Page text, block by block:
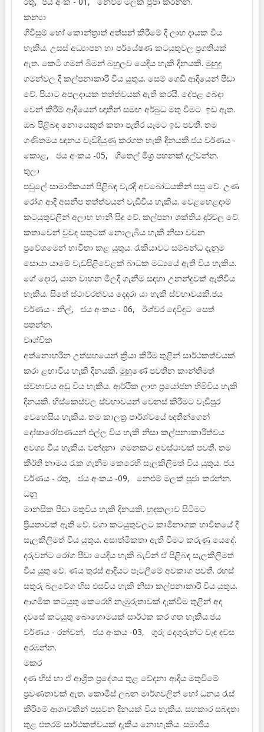
කන්‍යා
ගිවිසුම් හෝ කොන්ත්‍රාත් අත්සන් කිරීමේ දී ලාභ දායක විය
හැකිය. උසස් අධ්‍යාපන හා පර්යේෂණ කටයුතුවල ප්‍රගතියක්
ඇත. කෙටි ගමන් බිමන් බහුලව යෙදිය හැකි දිනයකි. මුහුදු
ගමන්වල දී කල්පනාකාරි විය යුතුය. සෙම් ගෙඩි ආදියෙන් පීඩා
වේ. පියාට අපලදායක තත්ත්වයක් ඇති කරයි. දේපළ බෙදා
වෙන් කිරීම් ආදියෙන් ඥාතීන් සමඟ අර්බුධ මතු වීමට ඉඩ ඇත.
ඔබ පිළිබඳ නොයෙකුත් කතා පැතිර යෑමට ඉඩ පවතී. තම
ගණිතමය ඥානය වැඩිදියුණු කරගත හැකි දිනයකි.ජය වර්ණය -
කොළ, ජය අංකය -05, ගිතෙල් මිශ්‍ර පහනක් දල්වන්න.
තුලා
පවුලේ සාමාජිකයන් පිළිබඳ වැරදි අවබෝධයකින් පසු වේ. උණ
රෝග ආදී අසනීප තත්ත්වයන් වැඩිවිය හැකිය. වෙළහෙළඳාම්
කටයුතුවලින් අලාභ හානි සිදු වේ. කල්පනා ශක්තිය දුර්වල වේ.
කතාවෙන් වුවද සතුටක් නොලැබිය හැකි නිසා වචන
ප්‍රවේශමෙන් භාවිතා කළ යුතුය. රැකියාවට සම්බන්ධ දැනුම
සොයා යාමේ වැඩපිළිවෙළක් බාධක මධ්‍යයේ ඇති විය හැකිය.
ගේ දොර, යාන වාහන මිලදී ගැනීම සඳහා උනන්දුවක් ඇතිවිය
හැකිය. සිතේ ස්ථාවරත්වය දෙදරා යා හැකි ස්වභාවයකි.ජය
වර්ණය - නිල්, ජය අංකය - 06, ඊශ්වර දෙවිඳුට සෙත්
පතන්න.
වෘශ්චික
අත්නොහරින උත්සහයෙන් ක්‍රියා කිරීම තුළින් සාර්ථකත්වයක්
කරා ළඟාවිය හැකි දිනයකි. මුහුණේ පවතින කාන්තිමත්
ස්වභාවය අඩු විය හැකිය. ආර්ථික ලාභ ප්‍රයෝජන හිමිවිය හැකි
දිනයකි. හිස්කෙස්වල ස්වභාවයන් වෙනස් කිරීමට වැඩිපුර
වෙහෙසිය හැකිය. තම කාලත්‍ර පාර්ශ්වයේ ඥාතීන්ගෙන්
දෝෂාරෝපණයන් එල්ල විය හැකි නිසා කල්පනාකාරීත්වය
අවශ්‍ය විය හැකිය. වන්දනා ගමනකට අවස්ථාවක් පවතී. තම
කීර්ති නාමය රැක ගැනීම කෙරෙහි සැලකිලිමත් විය යුතුය. ජය
වර්ණය - රතු, ජය අංකය -09, නෙළුම් මලක් පූජා කරන්න.
ධනු
මානසික පීඩා මතුවිය හැකි දිනයකි. හුදකලාව සිටීමට
ප්‍රියතාවක් ඇති වේ. වගා කටයුතුවලට කෘමිනාශක භාවිතයේ දී
සැලකිලිමත් විය යුතුය. අසාත්මිකතා ඇති වීමට කරුණු යෙදේ.
දරුවන්ට රෝග පීඩා යෙදිය හැකි බැවින් ඒ පිළිබඳ සැලකිලිමත්
විය යුතු වේ. ණය තුරස් ආදියට පැටලීමේ අවකාශ පවතී. රහස්
සතුරු බලවේග හිස එසවිය හැකි නිසා කල්පනාකාරී විය යුතුය.
ආගමික කටයුතු කෙරෙහි නැඹුරුතාවක් දැක්වීම තුළින් අද
දවසේ කටයුතු බොහොමයක් සාර්ථක කර ගත හැකිය.ජය
වර්ණය - රන්වන්, ජය අංකය -03, ගුරු දෙගුරුන්ට වැඳ දවස
අරඹන්න.
මකර
දණ හිස් හා ඒ ආශ්‍රිත ප්‍රදේශය තුළ වේදනා ආදිය මතුවීමේ
ප්‍රවණතාවක් ඇත. කොමිස් ලබන මාර්ගවලින් හෝ ධනය රැස්
කිරීමේ ආශාවකින් පසුවන දිනයක් විය හැකිය. සහකාර සබඳතා
තුළ එතරම් සාර්ථකත්වයක් දැකිය නොහැකිය. සමාජීය